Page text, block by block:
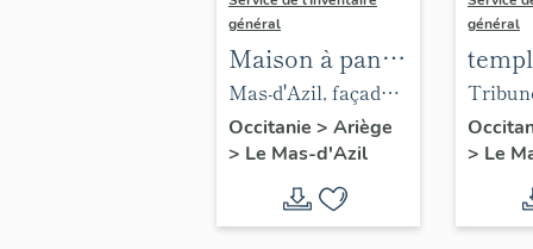
général
Maison à pans
de bois
Mas-d'Azil, façade
sur rue, détail de la
croisée.
Occitanie > Ariège
> Le Mas-d'Azil
général
> Le